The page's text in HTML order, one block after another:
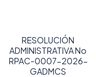
RESOLUCIÓN
ADMINISTRATIVA No
RPAC-0007-2026-
GADMCS